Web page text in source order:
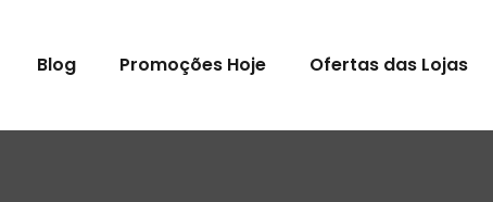
Blog Promoções Hoje Ofertas das Lojas